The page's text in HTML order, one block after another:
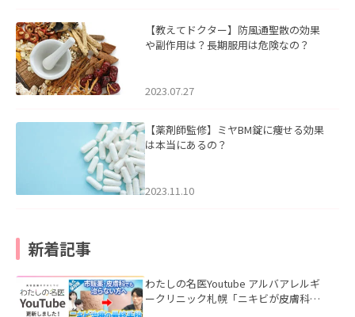
【教えてドクター】防風通聖散の効果
や副作用は？長期服用は危険なの？
2023.07.27
【薬剤師監修】ミヤBM錠に痩せる効果
は本当にあるの？
2023.11.10
新着記事
わたしの名医Youtube アルバアレルギ
ークリニック札幌「ニキビが皮膚科で